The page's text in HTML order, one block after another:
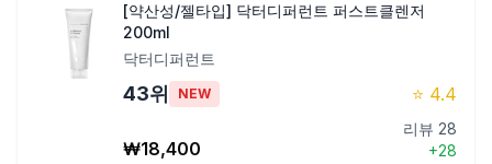
[약산성/젤타입] 닥터디퍼런트 퍼스트클렌저
200ml
닥터디퍼런트
43위 NEW ⭐ 4.4
₩18,400
리뷰 28
+28